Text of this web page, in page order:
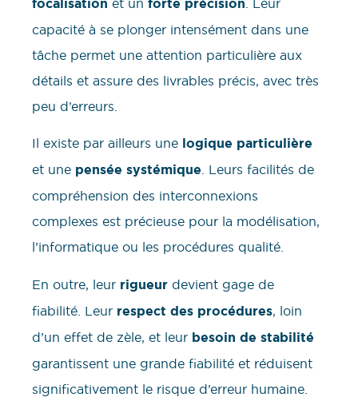
focalisation et un forte précision. Leur
capacité à se plonger intensément dans une
tâche permet une attention particulière aux
détails et assure des livrables précis, avec très
peu d’erreurs.
Il existe par ailleurs une logique particulière
et une pensée systémique. Leurs facilités de
compréhension des interconnexions
complexes est précieuse pour la modélisation,
l’informatique ou les procédures qualité.
En outre, leur rigueur devient gage de
fiabilité. Leur respect des procédures, loin
d’un effet de zèle, et leur besoin de stabilité
garantissent une grande fiabilité et réduisent
significativement le risque d’erreur humaine.